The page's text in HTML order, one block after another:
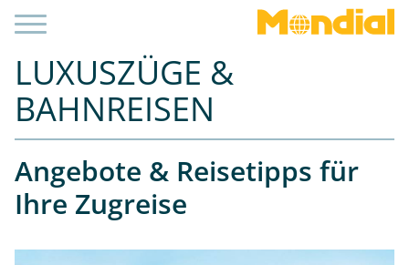
LUXUSZÜGE &
BAHNREISEN
Angebote & Reisetipps für
Ihre Zugreise